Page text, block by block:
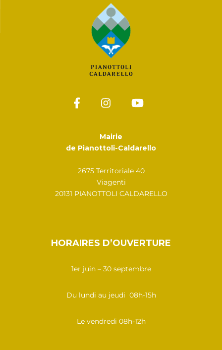
Mairie
de Pianottoli-Caldarello
2675 Territoriale 40
Viagenti
20131 PIANOTTOLI CALDARELLO
HORAIRES D’OUVERTURE
1er juin – 30 septembre
Du lundi au jeudi 08h-15h
Le vendredi 08h-12h